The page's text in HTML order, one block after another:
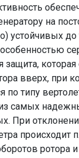
на
устойчивых
защита,
вверх, при
по типу
самых
При
происходит
ротора и